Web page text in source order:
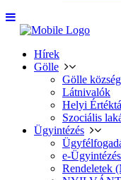
Hírek
Gölle
Gölle
Látnivalók
Helyi
Szociális
Ügyintézés
e-Ügyintézés
Rendeletek